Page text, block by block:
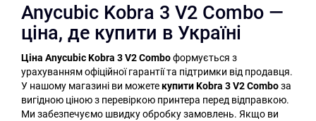
Anycubic Kobra 3 V2 Combo —
ціна, де купити в Україні
Ціна Anycubic Kobra 3 V2 Comboформується з
урахуванням офіційної гарантії та підтримки від продавця.
У нашому магазині ви можетекупити Kobra 3 V2 Comboза
вигідною ціною з перевіркою принтера перед відправкою.
Ми забезпечуємо швидку обробку замовлень. Якщо ви